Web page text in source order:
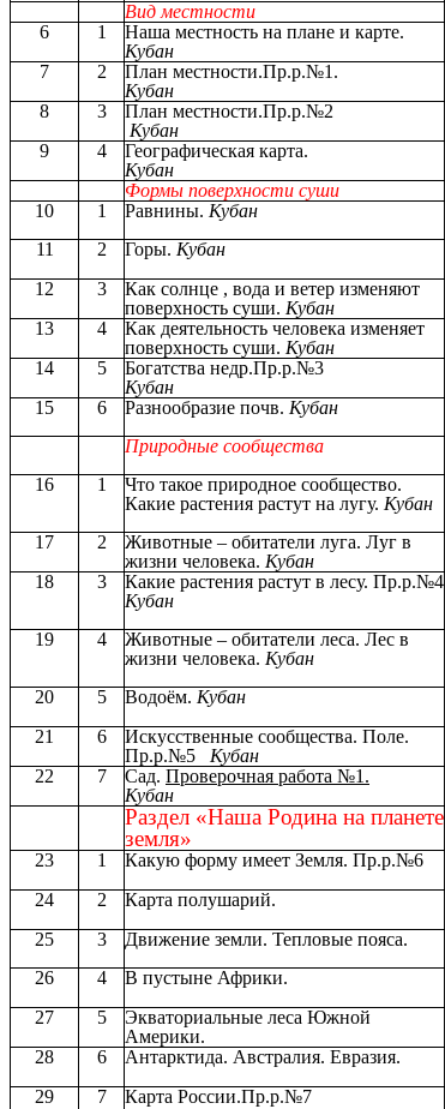
Вид местности
6
1
Наша местность на плане и карте.
Кубан
7
2
План местности.Пр.р.№1.
Кубан
8
3
План местности.Пр.р.№2
Кубан
9
4
Географическая карта.
Кубан
Формы поверхности суши
10
1 Равнины. Кубан
11
2 Горы. Кубан
12
3
Как солнце , вода и ветер изменяют
поверхность суши. Кубан
13
4
Как деятельность человека изменяет
поверхность суши. Кубан
14
5
Богатства недр.Пр.р.№3
Кубан
15
6 Разнообразие почв. Кубан
Природные сообщества
16
1
Что такое природное сообщество.
Какие растения растут на лугу. Кубан
17
2
Животные – обитатели луга. Луг в
жизни человека. Кубан
18
3
Какие растения растут в лесу. Пр.р.№4
Кубан
19
4
Животные – обитатели леса. Лес в
жизни человека. Кубан
20 5 Водоём. Кубан
21
6
Искусственные сообщества. Поле.
Пр.р.№5 Кубан
22
7 Сад. Проверочная работа №1.
Кубан
Раздел «Наша Родина на планете
земля»
23 1 Какую форму имеет Земля. Пр.р.№6
24
2 Карта полушарий.
25
3 Движение земли. Тепловые пояса.
26
4 В пустыне Африки.
27
5
Экваториальные леса Южной
Америки.
28
6 Антарктида. Австралия. Евразия.
29
7 Карта России.Пр.р.№7